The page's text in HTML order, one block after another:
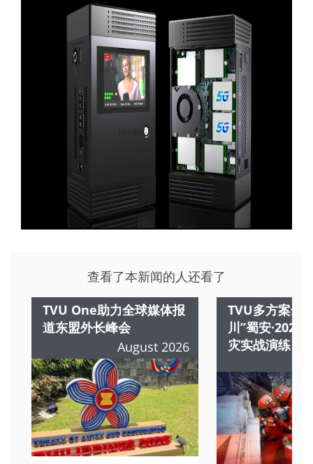
查看了本新闻的人还看了
TVU One助力全球媒体报
道东盟外长峰会
August 2026
TVU多方案全
川”蜀安
灾实战演练